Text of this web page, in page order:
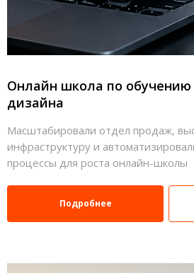
Подробнее
Масштабировали отдел продаж,
инфраструктуру и
процессы для роста онлайн-школы
Онлайн школа по обучению
дизайна